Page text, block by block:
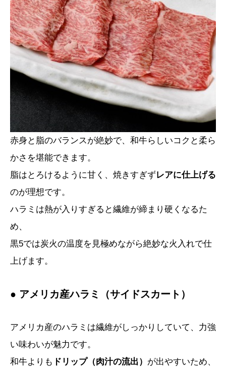
赤身と脂のバランスが絶妙で、和牛らしいコクと柔ら
かさを堪能できます。
脂はとろけるように甘く、焼きすぎずレアに仕上げる
のが理想です。
ハラミは熱が入りすぎると繊維が締まり硬くなるた
め、
黒5では炭火の温度を見極めながら絶妙な火入れで仕
上げます。
● アメリカ産ハラミ（サイドスカート）
アメリカ産のハラミは繊維がしっかりしていて、力強
い味わいが魅力です。
和牛よりも ドリップ（肉汁の流出） が出やすいため、